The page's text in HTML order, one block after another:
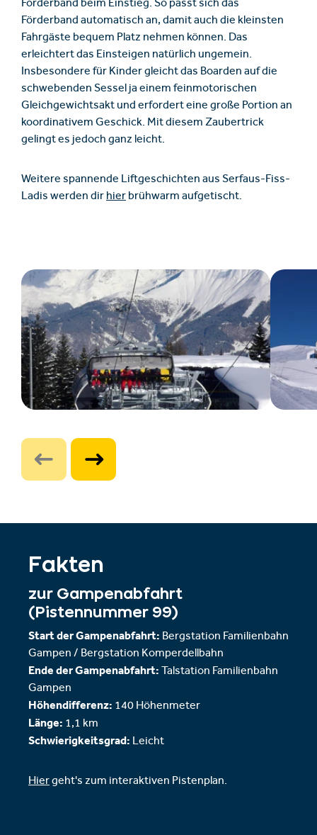
Förderband beim Einstieg. So passt sich das
Förderband automatisch an, damit auch die kleinsten
Fahrgäste bequem Platz nehmen können. Das
erleichtert das Einsteigen natürlich ungemein.
Insbesondere für Kinder gleicht das Boarden auf die
schwebenden Sessel ja einem feinmotorischen
Gleichgewichtsakt und erfordert eine große Portion an
koordinativem Geschick. Mit diesem Zaubertrick
gelingt es jedoch ganz leicht.
Weitere spannende Liftgeschichten aus Serfaus-Fiss-
Ladis werden dir hier brühwarm aufgetischt.
Fakten
zur Gampenabfahrt
(Pistennummer 99)
Start der Gampenabfahrt: Bergstation Familienbahn
Gampen / Bergstation Komperdellbahn
Ende der Gampenabfahrt: Talstation Familienbahn
Gampen
Höhendifferenz: 140 Höhenmeter
Länge: 1,1 km
Schwierigkeitsgrad: Leicht
Hiergeht's zum interaktiven Pistenplan.